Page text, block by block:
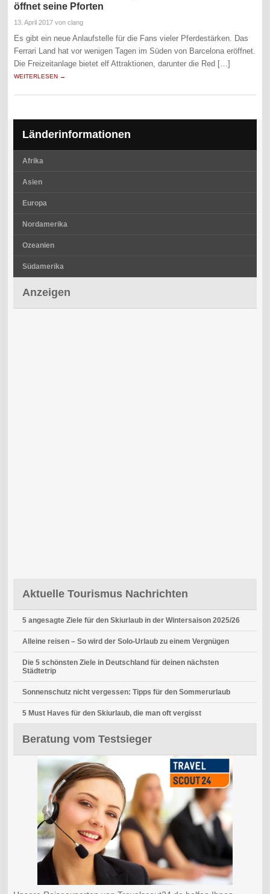
öffnet seine Pforten
13. April 2017 von clang
Es gibt ein neue Anlaufstelle für die Fans vieler Pferdestärken. Das
Ferrari Land hat vor wenigen Tagen im Süden von Barcelona eröffnet.
Die Freizeitanlage bietet elf Attraktionen, darunter die Red […]
WEITERLESEN →
Länderinformationen
Afrika
Asien
Europa
Nordamerika
Ozeanien
Südamerika
Anzeigen
Aktuelle Tourismus Nachrichten
5 angesagte Ziele für den Skiurlaub in der Wintersaison 2025/26
Alleine reisen – So wird der Solo-Urlaub zu einem Vergnügen
Die 5 schönsten Ziele in Deutschland für deinen nächsten
Städtetrip
Sonnenschutz nicht vergessen: Tipps für den Sommerurlaub
5 Must Haves für den Skiurlaub, die man oft vergisst
Beratung vom Testsieger